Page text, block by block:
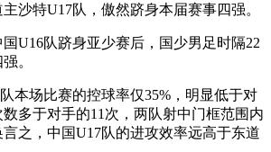
沙特U17队，傲然跻身本届赛事四强。
U16队跻身亚少赛后，国少男足时隔22
。
本场比赛的控球率仅35%，明显低于对
多于对手的11次，两队射中门框范围内
之，中国U17队的进攻效率远高于东道